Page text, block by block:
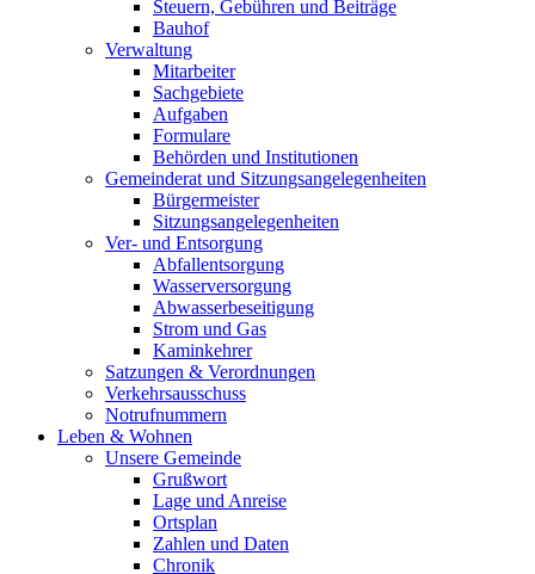
Steuern, Gebühren und Beiträge
Bauhof
Verwaltung
Mitarbeiter
Sachgebiete
Aufgaben
Formulare
Behörden und Institutionen
Gemeinderat und Sitzungsangelegenheiten
Bürgermeister
Sitzungsangelegenheiten
Ver- und Entsorgung
Abfallentsorgung
Wasserversorgung
Abwasserbeseitigung
Strom und Gas
Kaminkehrer
Satzungen & Verordnungen
Verkehrsausschuss
Notrufnummern
Leben & Wohnen
Unsere Gemeinde
Grußwort
Lage und Anreise
Ortsplan
Zahlen und Daten
Chronik